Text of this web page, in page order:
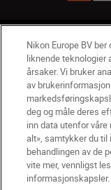
NO Nikon
Kontakt oss
Vilkår og
Erklæring Om
Innstillinger
© 2026 Nikon
Nikon Europe BV
liknende teknologier
årsaker. Vi bruker
av
deg og måle deres
inn data utenfor
alt», samtykker du
behandlingen av de
vite mer, vennligst
informasjonskapsler.